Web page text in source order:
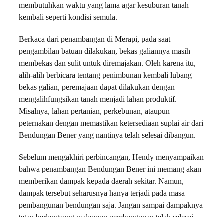
membutuhkan waktu yang lama agar kesuburan tanah
kembali seperti kondisi semula.
Berkaca dari penambangan di Merapi, pada saat
pengambilan batuan dilakukan, bekas galiannya masih
membekas dan sulit untuk diremajakan. Oleh karena itu,
alih-alih berbicara tentang penimbunan kembali lubang
bekas galian, peremajaan dapat dilakukan dengan
mengalihfungsikan tanah menjadi lahan produktif.
Misalnya, lahan pertanian, perkebunan, ataupun
peternakan dengan memastikan ketersediaan suplai air dari
Bendungan Bener yang nantinya telah selesai dibangun.
Sebelum mengakhiri perbincangan, Hendy menyampaikan
bahwa penambangan Bendungan Bener ini memang akan
memberikan dampak kepada daerah sekitar. Namun,
dampak tersebut seharusnya hanya terjadi pada masa
pembangunan bendungan saja. Jangan sampai dampaknya